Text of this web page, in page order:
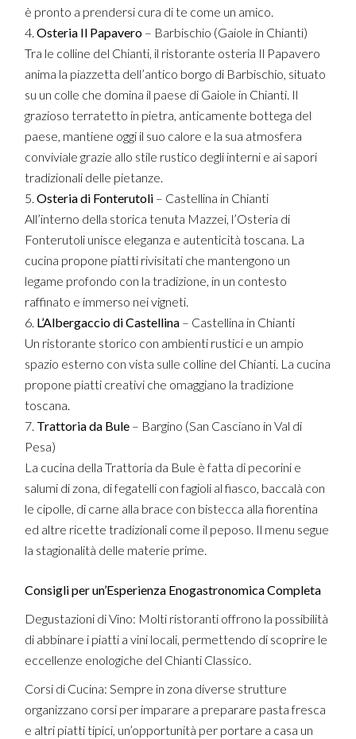
è pronto a prendersi cura di te come un amico.
Osteria Il Papavero – Barbischio (Gaiole in Chianti)
Tra le colline del Chianti, il ristorante osteria Il Papavero
anima la piazzetta dell’antico borgo di Barbischio, situato
su un colle che domina il paese di Gaiole in Chianti. Il
grazioso terratetto in pietra, anticamente bottega del
paese, mantiene oggi il suo calore e la sua atmosfera
conviviale grazie allo stile rustico degli interni e ai sapori
tradizionali delle pietanze.
Osteria di Fonterutoli – Castellina in Chianti
All’interno della storica tenuta Mazzei, l’Osteria di
Fonterutoli unisce eleganza e autenticità toscana. La
cucina propone piatti rivisitati che mantengono un
legame profondo con la tradizione, in un contesto
raffinato e immerso nei vigneti.
L’Albergaccio di Castellina – Castellina in Chianti
Un ristorante storico con ambienti rustici e un ampio
spazio esterno con vista sulle colline del Chianti. La cucina
propone piatti creativi che omaggiano la tradizione
toscana.
Trattoria da Bule – Bargino (San Casciano in Val di
Pesa)
La cucina della Trattoria da Bule è fatta di pecorini e
salumi di zona, di fegatelli con fagioli al fiasco, baccalà con
le cipolle, di carne alla brace con bistecca alla fiorentina
ed altre ricette tradizionali come il peposo. Il menu segue
la stagionalità delle materie prime.
Consigli per un’Esperienza Enogastronomica Completa
Degustazioni di Vino: Molti ristoranti offrono la possibilità
di abbinare i piatti a vini locali, permettendo di scoprire le
eccellenze enologiche del Chianti Classico.
Corsi di Cucina: Sempre in zona diverse strutture
organizzano corsi per imparare a preparare pasta fresca
e altri piatti tipici, un’opportunità per portare a casa un